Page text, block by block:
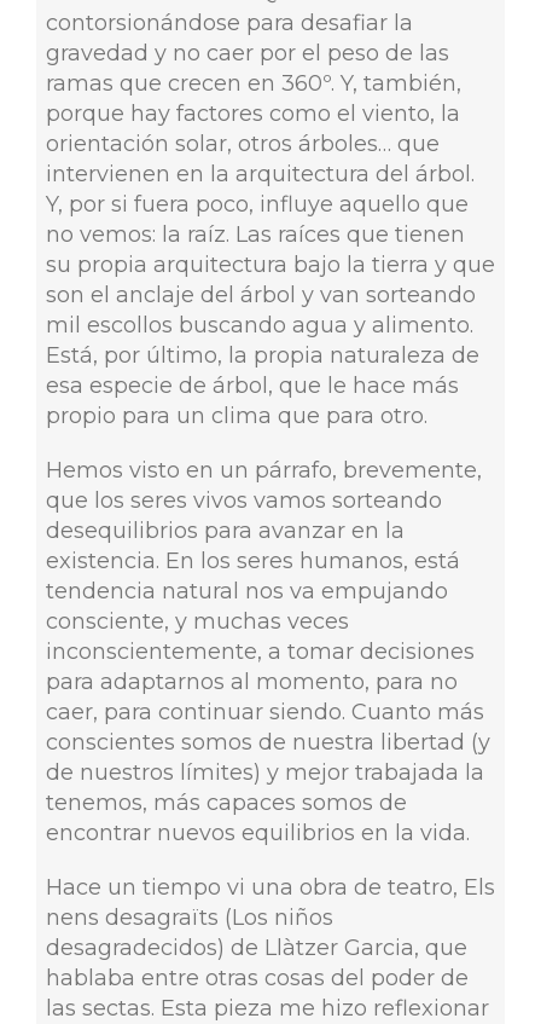
contorsionándose para desafiar la
gravedad y no caer por el peso de las
ramas que crecen en 360º. Y, también,
porque hay factores como el viento, la
orientación solar, otros árboles… que
intervienen en la arquitectura del árbol.
Y, por si fuera poco, influye aquello que
no vemos: la raíz. Las raíces que tienen
su propia arquitectura bajo la tierra y que
son el anclaje del árbol y van sorteando
mil escollos buscando agua y alimento.
Está, por último, la propia naturaleza de
esa especie de árbol, que le hace más
propio para un clima que para otro.
Hemos visto en un párrafo, brevemente,
que los seres vivos vamos sorteando
desequilibrios para avanzar en la
existencia. En los seres humanos, está
tendencia natural nos va empujando
consciente, y muchas veces
inconscientemente, a tomar decisiones
para adaptarnos al momento, para no
caer, para continuar siendo. Cuanto más
conscientes somos de nuestra libertad (y
de nuestros límites) y mejor trabajada la
tenemos, más capaces somos de
encontrar nuevos equilibrios en la vida.
Hace un tiempo vi una obra de teatro, Els
nens desagraïts (Los niños
desagradecidos) de Llàtzer Garcia, que
hablaba entre otras cosas del poder de
las sectas. Esta pieza me hizo reflexionar